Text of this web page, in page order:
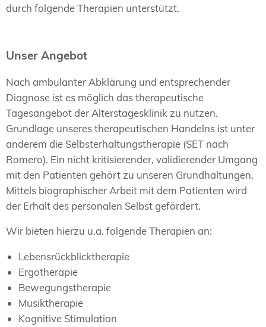
durch folgende Therapien unterstützt.
Unser Angebot
Nach ambulanter Abklärung und entsprechender
Diagnose ist es möglich das therapeutische
Tagesangebot der Alterstagesklinik zu nutzen.
Grundlage unseres therapeutischen Handelns ist unter
anderem die Selbsterhaltungstherapie (SET nach
Romero). Ein nicht kritisierender, validierender Umgang
mit den Patienten gehört zu unseren Grundhaltungen.
Mittels biographischer Arbeit mit dem Patienten wird
der Erhalt des personalen Selbst gefördert.
Wir bieten hierzu u.a. folgende Therapien an:
Lebensrückblicktherapie
Ergotherapie
Bewegungstherapie
Musiktherapie
Kognitive Stimulation